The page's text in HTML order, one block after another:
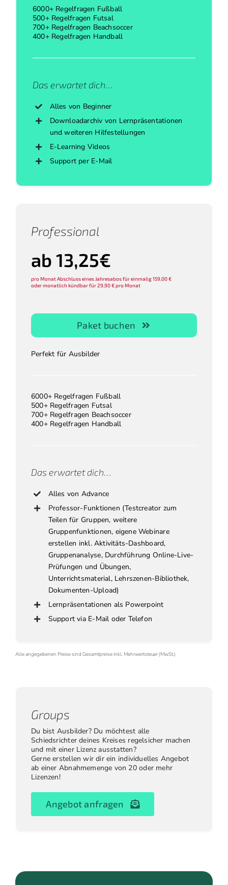
6000+ Regelfragen Fußball
500+ Regelfragen Futsal
700+ Regelfragen Beachsoccer
400+ Regelfragen Handball
Das erwartet dich…
Alles von Beginner
Downloadarchiv von Lernpräsentationen
und weiteren Hilfestellungen
E-Learning Videos
Support per E-Mail
Professional
ab 13,25€
pro Monat Abschluss eines Jahresabos für einmalig 159,00 €
oder monatlich kündbar für 29,90 € pro Monat
Paket buchen
Perfekt für Ausbilder
6000+ Regelfragen Fußball
500+ Regelfragen Futsal
700+ Regelfragen Beachsoccer
400+ Regelfragen Handball
Das erwartet dich…
Alles von Advance
Professor-Funktionen (Testcreator zum
Teilen für Gruppen, weitere
Gruppenfunktionen, eigene Webinare
erstellen inkl. Aktivitäts-Dashboard,
Gruppenanalyse, Durchführung Online-Live-
Prüfungen und Übungen,
Unterrichtsmaterial, Lehrszenen-Bibliothek,
Dokumenten-Upload)
Lernpräsentationen als Powerpoint
Support via E-Mail oder Telefon
Alle angegebenen Preise sind Gesamtpreise inkl. Mehrwertsteuer (MwSt.)
Groups
Du bist Ausbilder? Du möchtest alle
Schiedsrichter deines Kreises regelsicher machen
und mit einer Lizenz ausstatten?
Gerne erstellen wir dir ein individuelles Angebot
ab einer Abnahmemenge von 20 oder mehr
Lizenzen!
Angebot anfragen